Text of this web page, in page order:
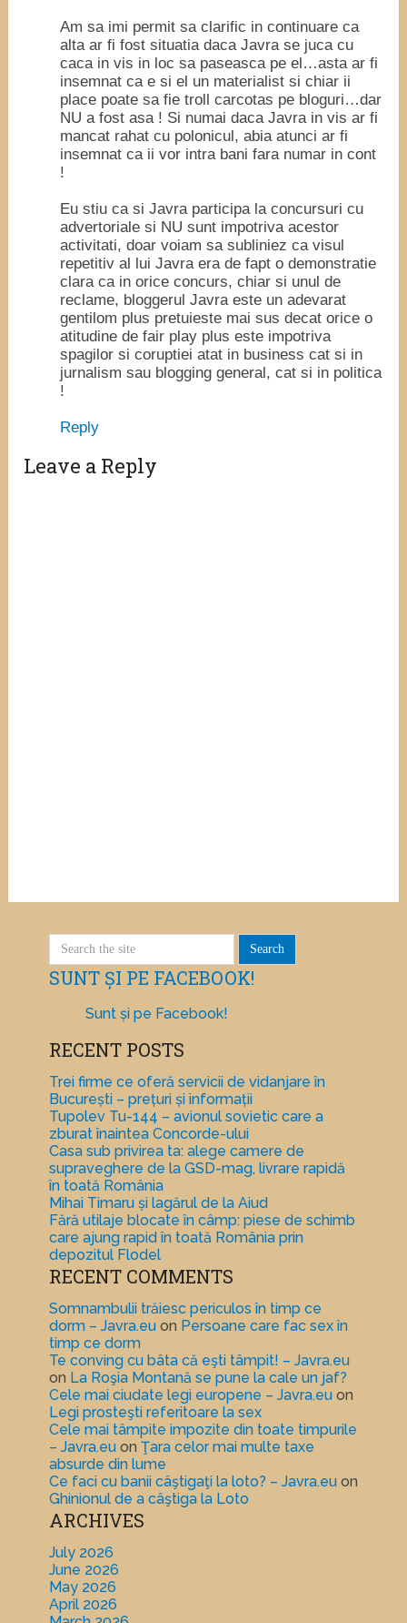
Am sa imi permit sa clarific in continuare ca
alta ar fi fost situatia daca Javra se juca cu
caca in vis in loc sa paseasca pe el…asta ar fi
insemnat ca e si el un materialist si chiar ii
place poate sa fie troll carcotas pe bloguri…dar
NU a fost asa ! Si numai daca Javra in vis ar fi
mancat rahat cu polonicul, abia atunci ar fi
insemnat ca ii vor intra bani fara numar in cont
!
Eu stiu ca si Javra participa la concursuri cu
advertoriale si NU sunt impotriva acestor
activitati, doar voiam sa subliniez ca visul
repetitiv al lui Javra era de fapt o demonstratie
clara ca in orice concurs, chiar si unul de
reclame, bloggerul Javra este un adevarat
gentilom plus pretuieste mai sus decat orice o
atitudine de fair play plus este impotriva
spagilor si coruptiei atat in business cat si in
jurnalism sau blogging general, cat si in politica
!
Reply
Leave a Reply
SUNT ȘI PE FACEBOOK!
Sunt și pe Facebook!
RECENT POSTS
Trei firme ce oferă servicii de vidanjare în
București – prețuri și informații
Tupolev Tu-144 – avionul sovietic care a
zburat înaintea Concorde-ului
Casa sub privirea ta: alege camere de
supraveghere de la GSD-mag, livrare rapidă
în toată România
Mihai Timaru și lagărul de la Aiud
Fără utilaje blocate în câmp: piese de schimb
care ajung rapid în toată România prin
depozitul Flodel
RECENT COMMENTS
Somnambulii trăiesc periculos în timp ce
dorm – Javra.euon Persoane care fac sex în
timp ce dorm
Te conving cu bâta că eşti tâmpit! – Javra.eu
on La Roşia Montană se pune la cale un jaf?
Cele mai ciudate legi europene – Javra.euon
Legi prosteşti referitoare la sex
Cele mai tâmpite impozite din toate timpurile
– Javra.euon Ţara celor mai multe taxe
absurde din lume
Ce faci cu banii câştigaţi la loto? – Javra.euon
Ghinionul de a câştiga la Loto
ARCHIVES
July 2026
June 2026
May 2026
April 2026